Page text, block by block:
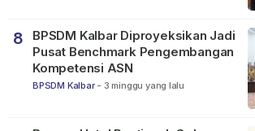
8
BPSDM Kalbar Diproyeksikan Jadi
Pusat Benchmark Pengembangan
Kompetensi ASN
BPSDM Kalbar - 3 minggu yang lalu